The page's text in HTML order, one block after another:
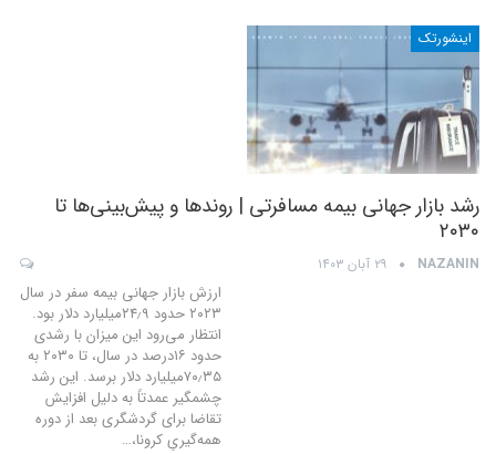
اینشورتک
رشد بازار جهانی بیمه مسافرتی | روندها و پیش‌بینی‌ها تا
۲۰۳۰
NAZANIN ۲۹ آبان ۱۴۰۳
ارزش بازار جهانی بیمه سفر در سال
۲۰۲۳ حدود ۲۴٫۹میلیارد دلار بود.
انتظار می‌رود این میزان با رشدی
حدود ۱۶درصد در سال، تا ۲۰۳۰ به
۷۰٫۳۵میلیارد دلار برسد. این رشد
چشمگیر عمدتاً به دلیل افزایش
تقاضا برای گردشگری بعد از دوره
همه‌گیریِ کرونا،…